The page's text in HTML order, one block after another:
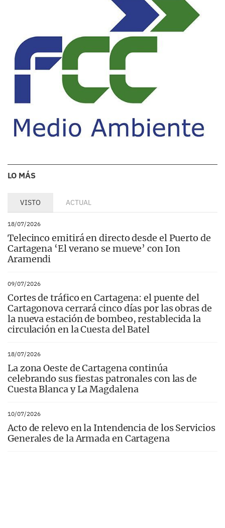
LO MÁS
VISTO ACTUAL
18/07/2026
Telecinco emitirá en directo desde el Puerto de
Cartagena ‘El verano se mueve’ con Ion
Aramendi
09/07/2026
Cortes de tráfico en Cartagena: el puente del
Cartagonova cerrará cinco días por las obras de
la nueva estación de bombeo, restablecida la
circulación en la Cuesta del Batel
18/07/2026
La zona Oeste de Cartagena continúa
celebrando sus fiestas patronales con las de
Cuesta Blanca y La Magdalena
10/07/2026
Acto de relevo en la Intendencia de los Servicios
Generales de la Armada en Cartagena